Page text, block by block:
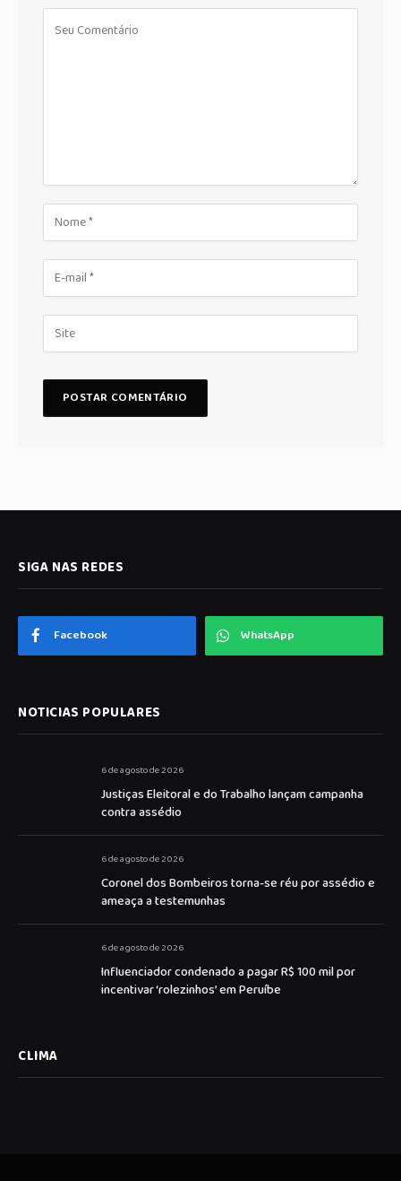
SIGA NAS REDES
Facebook WhatsApp
NOTICIAS POPULARES
6 de agosto de 2026
Justiças Eleitoral e do Trabalho lançam campanha
contra assédio
6 de agosto de 2026
Coronel dos Bombeiros torna-se réu por assédio e
ameaça a testemunhas
6 de agosto de 2026
Influenciador condenado a pagar R$ 100 mil por
incentivar ‘rolezinhos’ em Peruíbe
CLIMA